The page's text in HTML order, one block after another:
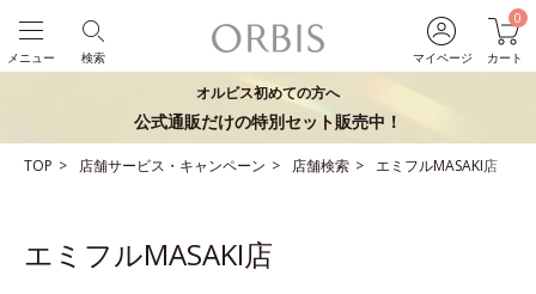
マイページ
0
カート
検索
メニュー
オルビス初めての方へ
公式通販だけの特別セット販売中！
TOP 店舗サービス・キャンペーン 店舗検索 エミフルMASAKI店
エミフルMASAKI店